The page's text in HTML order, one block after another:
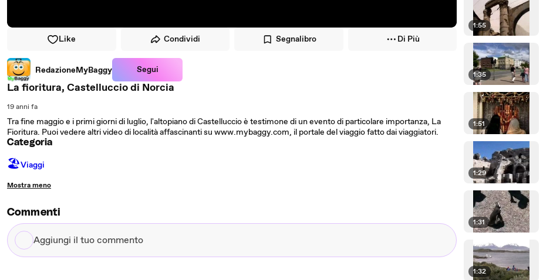
Like Condividi Segnalibro Di Più
RedazioneMyBaggy Segui
La fioritura, Castelluccio di Norcia
19 anni fa
Tra fine maggio e i primi giorni di luglio, l'altopiano di Castelluccio è testimone di un evento di particolare importanza, La
Fioritura. Puoi vedere altri video di località affascinanti su www.mybaggy.com, il portale del viaggio fatto dai viaggiatori.
Categoria
🏖Viaggi
Mostra meno
Commenti
Aggiungi
il
1:55
1:35
1:51
1:29
1:31
1:32